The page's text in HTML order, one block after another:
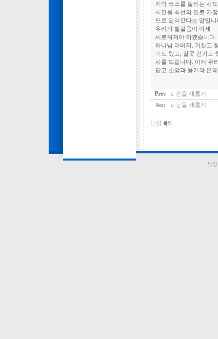
지막 코스를 달리는 사
시간을 최선의 길로 가
으로 달려갔다는 말입니
우리의 발걸음이 이제
새로워져야 하겠습니다.
하나님 아버지, 거칠고
기도 했고, 잘못 걷기도
사를 드립니다. 이제 우
답고 소망과 용기와 은
Prev 손을 새롭게
Next 눈을 새롭게
서